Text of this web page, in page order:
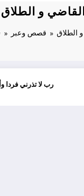
و الطلاق
قصص وعبر الطلاق
ﺭﺏ ﻻ ﺗﺬﺭﻧﻲ